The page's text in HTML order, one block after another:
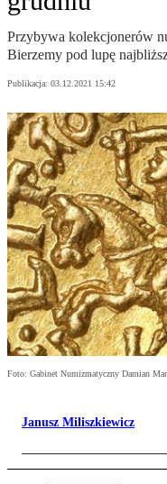
Przybywa kolekcjonerów
Bierzemy pod lupę
Publikacja: 03.12.2021 15:42
Foto: Gabinet Numizmatyczny Damian
Janusz Miliszkiewicz